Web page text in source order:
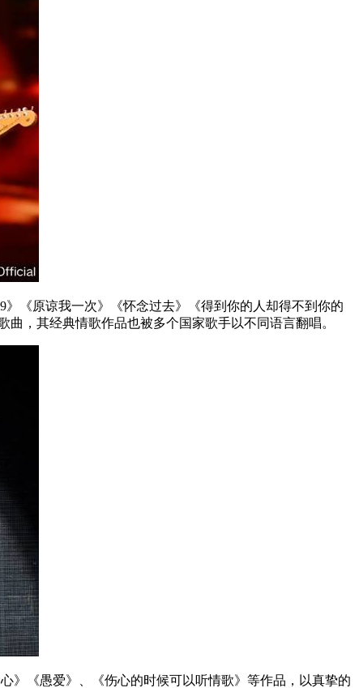
》《原谅我一次》《怀念过去》《得到你的人却得不到你的
曲，其经典情歌作品也被多个国家歌手以不同语言翻唱。
》《愚爱》、《伤心的时候可以听情歌》等作品，以真挚的